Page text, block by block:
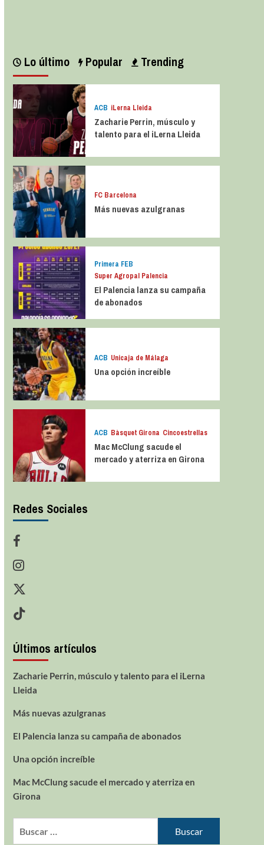
Lo último Popular Trending
ACB iLerna Lleida
Zacharie Perrin, músculo y
talento para el iLerna Lleida
FC Barcelona
Más nuevas azulgranas
Primera FEB
Super Agropal Palencia
El Palencia lanza su campaña
de abonados
ACB Unicaja de Málaga
Una opción increíble
ACB Bàsquet Girona Cincoestrellas
Mac McClung sacude el
mercado y aterriza en Girona
Redes Sociales
Últimos artículos
Zacharie Perrin, músculo y talento para el iLerna
Lleida
Más nuevas azulgranas
El Palencia lanza su campaña de abonados
Una opción increíble
Mac McClung sacude el mercado y aterriza en
Girona